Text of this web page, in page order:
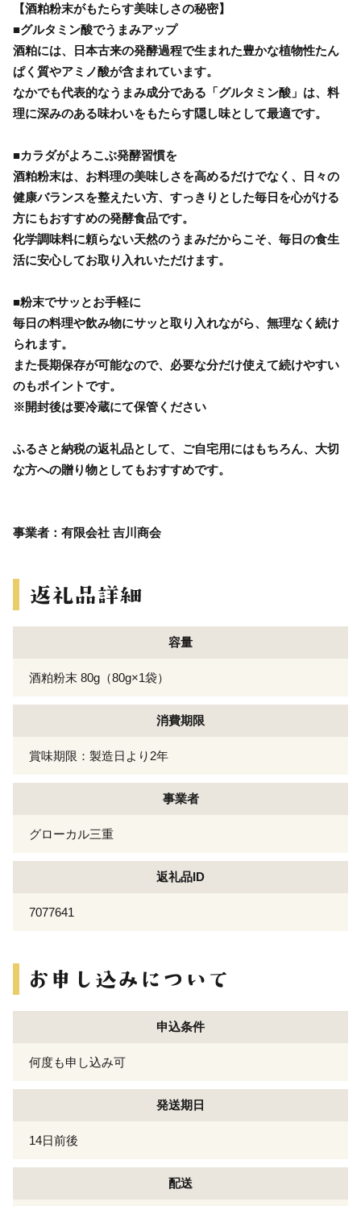
【酒粕粉末がもたらす美味しさの秘密】
■グルタミン酸でうまみアップ
酒粕には、日本古来の発酵過程で生まれた豊かな植物性たん
ぱく質やアミノ酸が含まれています。
なかでも代表的なうまみ成分である「グルタミン酸」は、料
理に深みのある味わいをもたらす隠し味として最適です。
■カラダがよろこぶ発酵習慣を
酒粕粉末は、お料理の美味しさを高めるだけでなく、日々の
健康バランスを整えたい方、すっきりとした毎日を心がける
方にもおすすめの発酵食品です。
化学調味料に頼らない天然のうまみだからこそ、毎日の食生
活に安心してお取り入れいただけます。
■粉末でサッとお手軽に
毎日の料理や飲み物にサッと取り入れながら、無理なく続け
られます。
また長期保存が可能なので、必要な分だけ使えて続けやすい
のもポイントです。
※開封後は要冷蔵にて保管ください
ふるさと納税の返礼品として、ご自宅用にはもちろん、大切
な方への贈り物としてもおすすめです。
事業者：有限会社 吉川商会
容量
酒粕粉末 80g（80g×1袋）
消費期限
賞味期限：製造日より2年
事業者
グローカル三重
返礼品ID
7077641
申込条件
何度も申し込み可
発送期日
14日前後
配送